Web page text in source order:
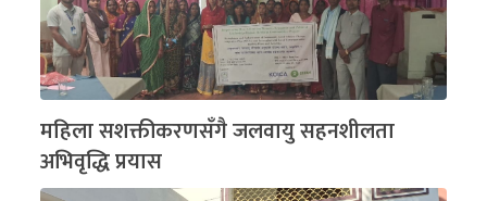
महिला सशक्तीकरणसँगै जलवायु सहनशीलता
अभिवृद्धि प्रयास